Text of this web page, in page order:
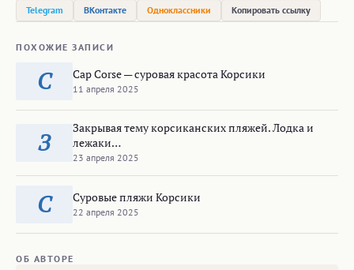
Telegram
ВКонтакте Одноклассники Копировать ссылку
ПОХОЖИЕ ЗАПИСИ
C Cap Corse — суровая красота Корсики
11 апреля 2025
З
Закрывая тему корсиканских пляжей. Лодка и
лежаки…
23 апреля 2025
С Суровые пляжи Корсики
22 апреля 2025
ОБ АВТОРЕ